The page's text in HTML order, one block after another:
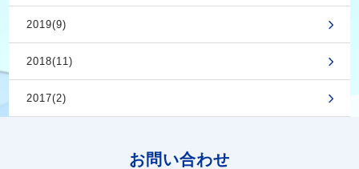
2019(9)
2018(11)
2017(2)
お問い合わせ